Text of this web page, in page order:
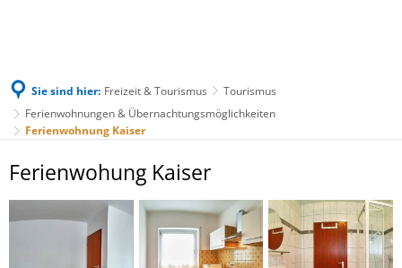
Sie sind hier: Freizeit & Tourismus
Tourismus
Ferienwohnungen & Übernachtungsmöglichkeiten
Ferienwohnung Kaiser
Ferienwohnung
Kaiser
Ferienwohung Kaiser